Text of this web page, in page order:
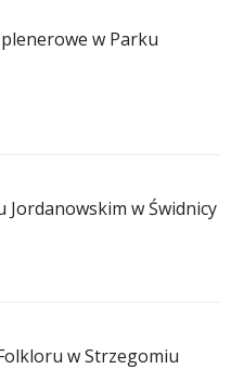
w Parku
w Świdnicy
w Strzegomiu